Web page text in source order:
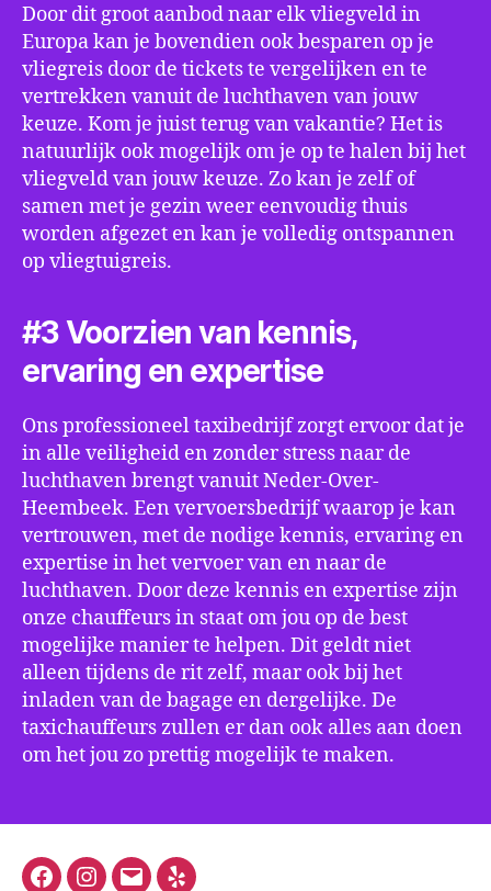
Door dit groot aanbod naar elk vliegveld in
Europa kan je bovendien ook besparen op je
vliegreis door de tickets te vergelijken en te
vertrekken vanuit de luchthaven van jouw
keuze. Kom je juist terug van vakantie? Het is
natuurlijk ook mogelijk om je op te halen bij het
vliegveld van jouw keuze. Zo kan je zelf of
samen met je gezin weer eenvoudig thuis
worden afgezet en kan je volledig ontspannen
op vliegtuigreis.
#3 Voorzien van kennis,
ervaring en expertise
Ons professioneel taxibedrijf zorgt ervoor dat je
in alle veiligheid en zonder stress naar de
luchthaven brengt vanuit Neder-Over-
Heembeek. Een vervoersbedrijf waarop je kan
vertrouwen, met de nodige kennis, ervaring en
expertise in het vervoer van en naar de
luchthaven. Door deze kennis en expertise zijn
onze chauffeurs in staat om jou op de best
mogelijke manier te helpen. Dit geldt niet
alleen tijdens de rit zelf, maar ook bij het
inladen van de bagage en dergelijke. De
taxichauffeurs zullen er dan ook alles aan doen
om het jou zo prettig mogelijk te maken.